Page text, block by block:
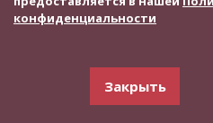
Кудряков Илья из г.
эмоциональный мальчик,
сладости вместе с мамой.
конфиденциальности
Закрыть